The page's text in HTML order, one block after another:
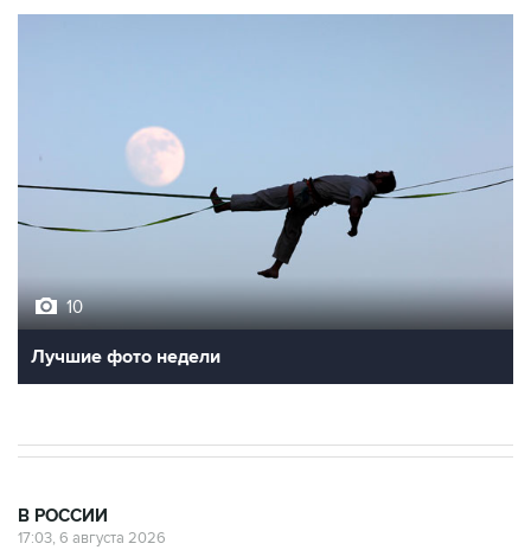
10
Лучшие фото недели
В РОССИИ
17:03, 6 августа 2026